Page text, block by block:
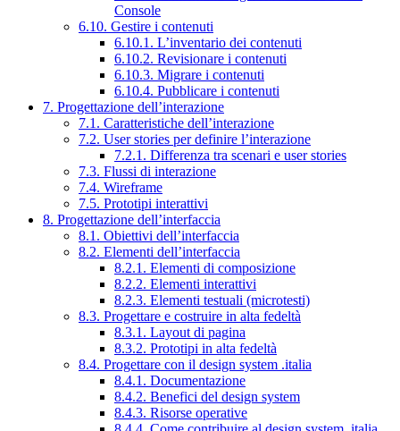
Console
6.10. Gestire i contenuti
6.10.1. L’inventario dei contenuti
6.10.2. Revisionare i contenuti
6.10.3. Migrare i contenuti
6.10.4. Pubblicare i contenuti
7. Progettazione dell’interazione
7.1. Caratteristiche dell’interazione
7.2. User stories per definire l’interazione
7.2.1. Differenza tra scenari e user stories
7.3. Flussi di interazione
7.4. Wireframe
7.5. Prototipi interattivi
8. Progettazione dell’interfaccia
8.1. Obiettivi dell’interfaccia
8.2. Elementi dell’interfaccia
8.2.1. Elementi di composizione
8.2.2. Elementi interattivi
8.2.3. Elementi testuali (microtesti)
8.3. Progettare e costruire in alta fedeltà
8.3.1. Layout di pagina
8.3.2. Prototipi in alta fedeltà
8.4. Progettare con il design system .italia
8.4.1. Documentazione
8.4.2. Benefici del design system
8.4.3. Risorse operative